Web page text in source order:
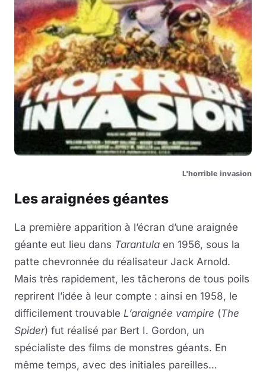
L'horrible invasion
Les araignées géantes
La première apparition à l’écran d’une araignée
géante eut lieu dans Tarantula en 1956, sous la
patte chevronnée du réalisateur Jack Arnold.
Mais très rapidement, les tâcherons de tous poils
reprirent l’idée à leur compte : ainsi en 1958, le
difficilement trouvable L’araignée vampire (The
Spider) fut réalisé par Bert I. Gordon, un
spécialiste des films de monstres géants. En
même temps, avec des initiales pareilles…